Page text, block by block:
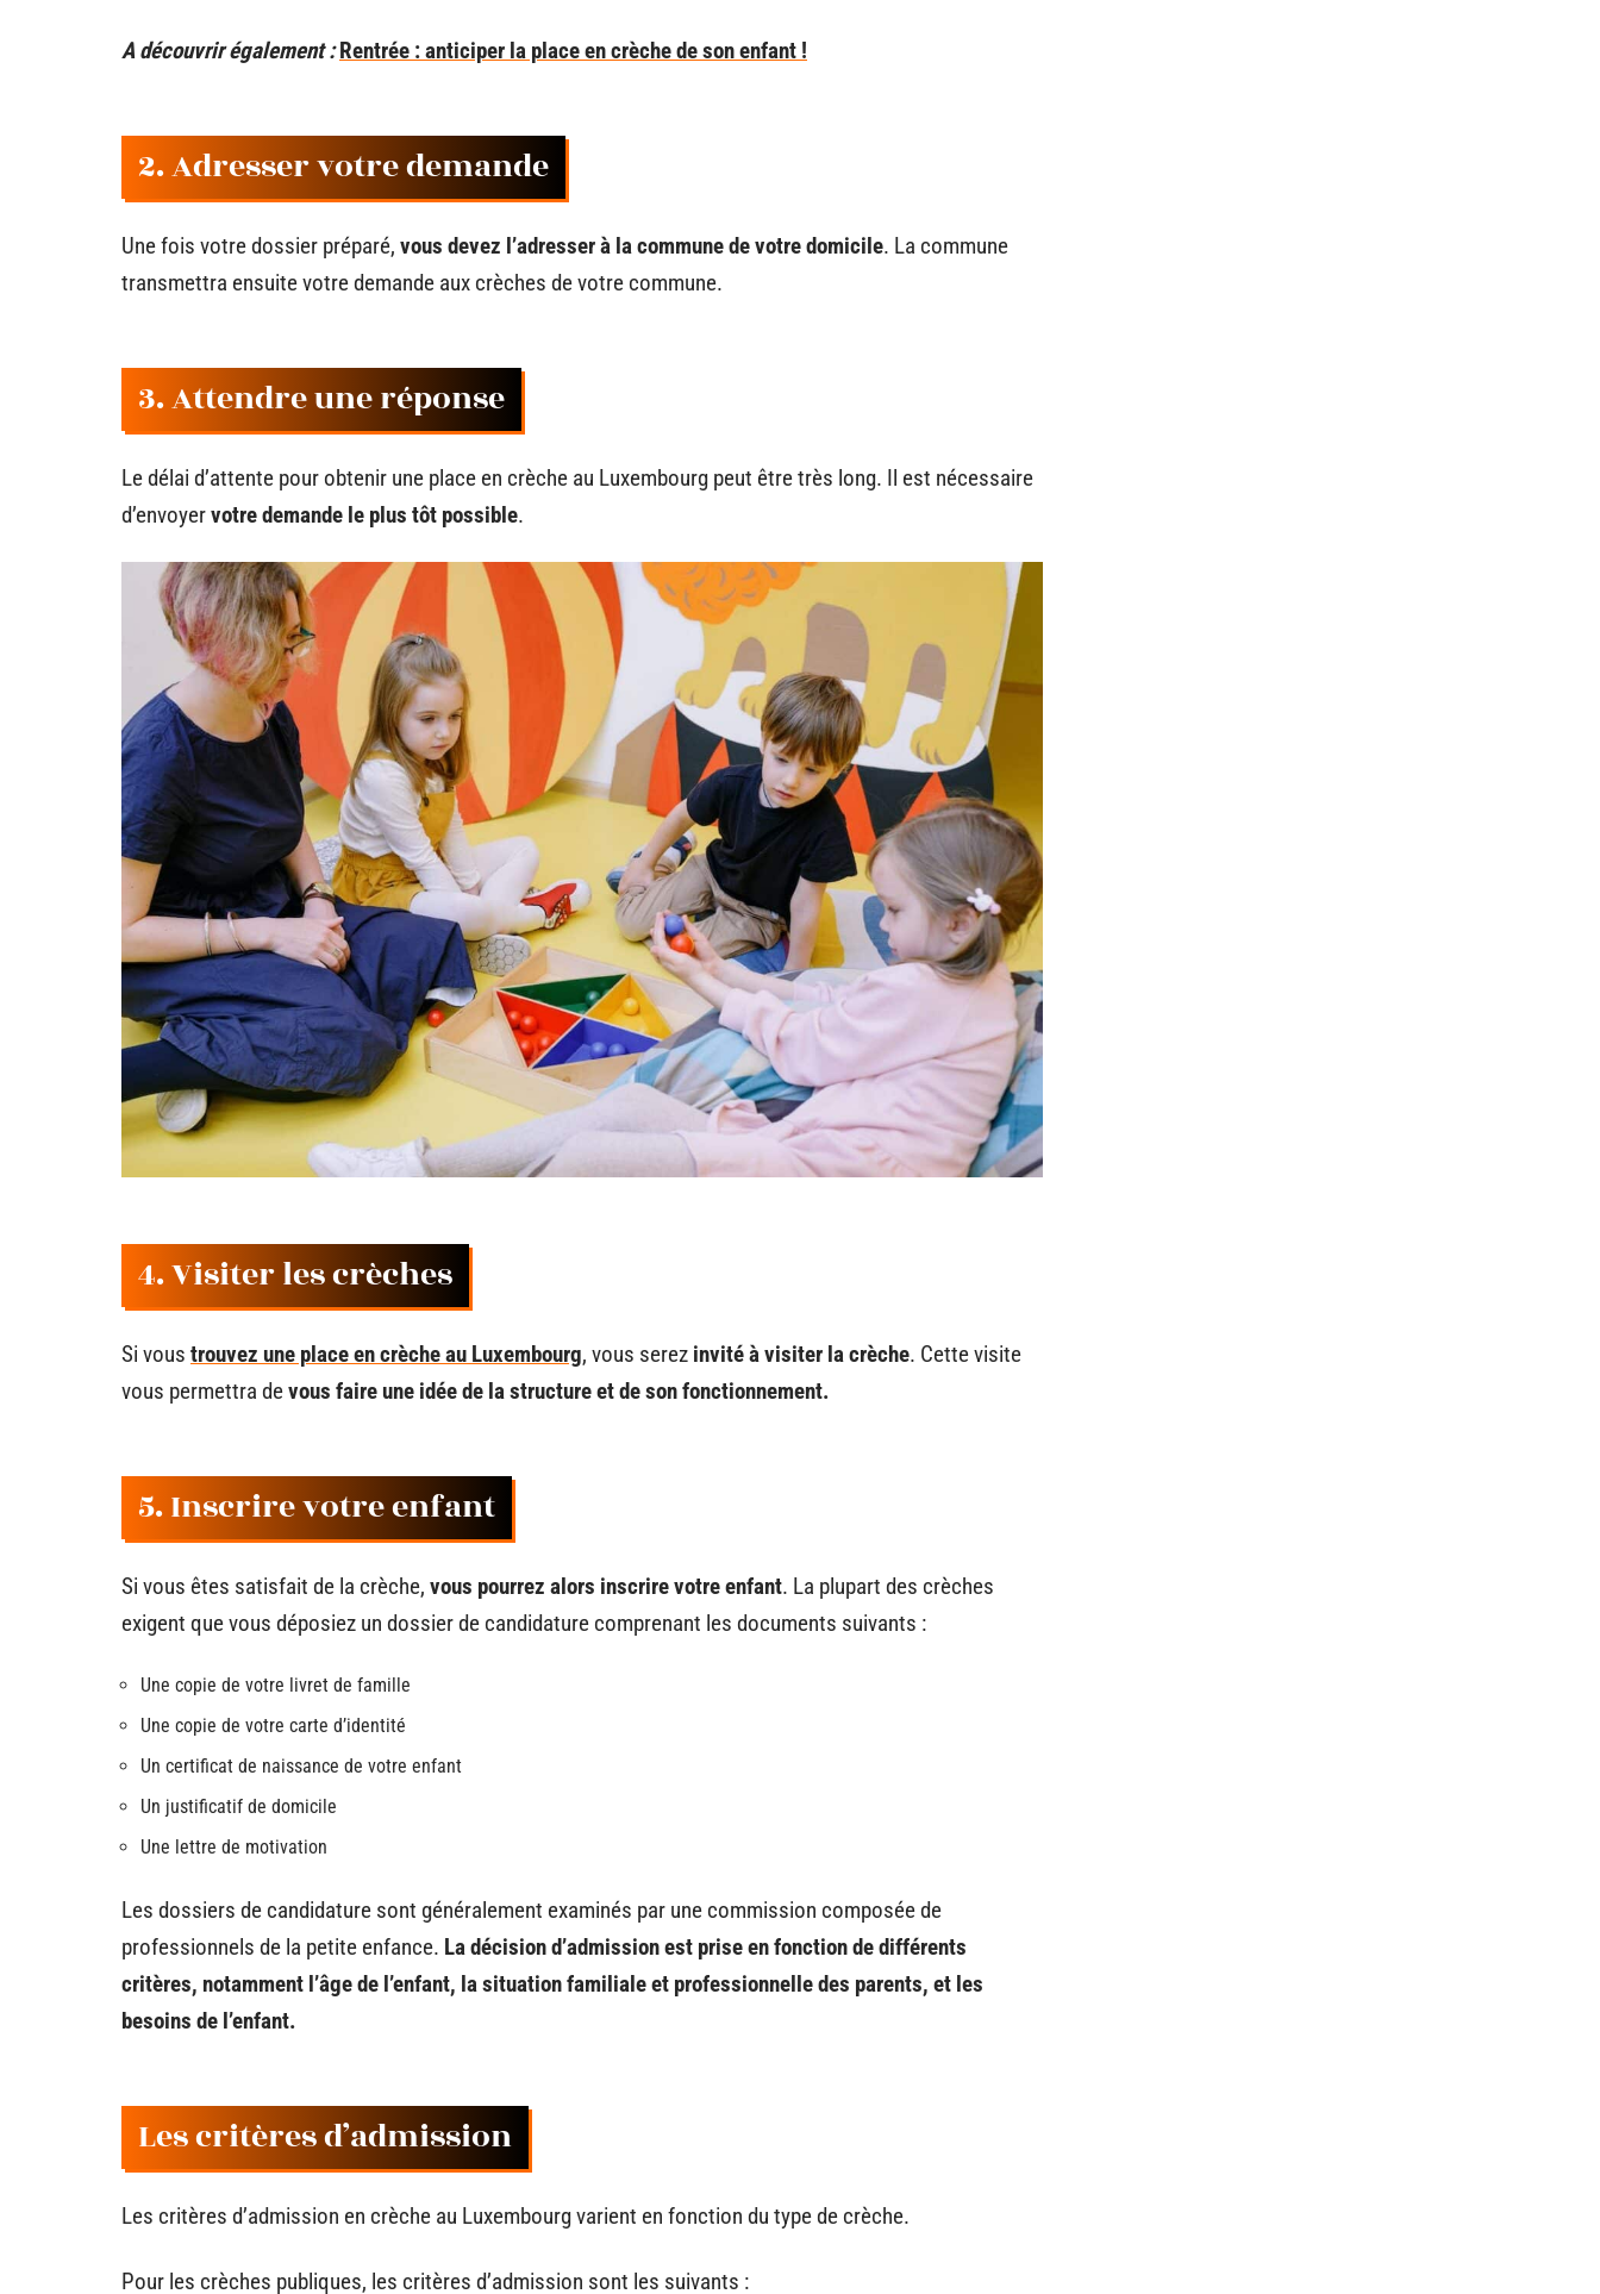
A découvrir également : Rentrée : anticiper la place en crèche de son enfant !
2. Adresser votre demande
Une fois votre dossier préparé, vous devez l’adresser à la commune de votre domicile. La commune
transmettra ensuite votre demande aux crèches de votre commune.
3. Attendre une réponse
Le délai d’attente pour obtenir une place en crèche au Luxembourg peut être très long. Il est nécessaire
d’envoyervotre demande le plus tôt possible.
4. Visiter les crèches
Si vous trouvez une place en crèche au Luxembourg, vous serez invité à visiter la crèche. Cette visite
vous permettra devous faire une idée de la structure et de son fonctionnement.
5. Inscrire votre enfant
Si vous êtes satisfait de la crèche, vous pourrez alors inscrire votre enfant. La plupart des crèches
exigent que vous déposiez un dossier de candidature comprenant les documents suivants :
Une copie de votre livret de famille
Une copie de votre carte d’identité
Un certificat de naissance de votre enfant
Un justificatif de domicile
Une lettre de motivation
Les dossiers de candidature sont généralement examinés par une commission composée de
professionnels de la petite enfance. La décision d’admission est prise en fonction de différents
critères, notamment l’âge de l’enfant, la situation familiale et professionnelle des parents, et les
besoins de l’enfant.
Les critères d’admission
Les critères d’admission en crèche au Luxembourg varient en fonction du type de crèche.
Pour les crèches publiques, les critères d’admission sont les suivants :